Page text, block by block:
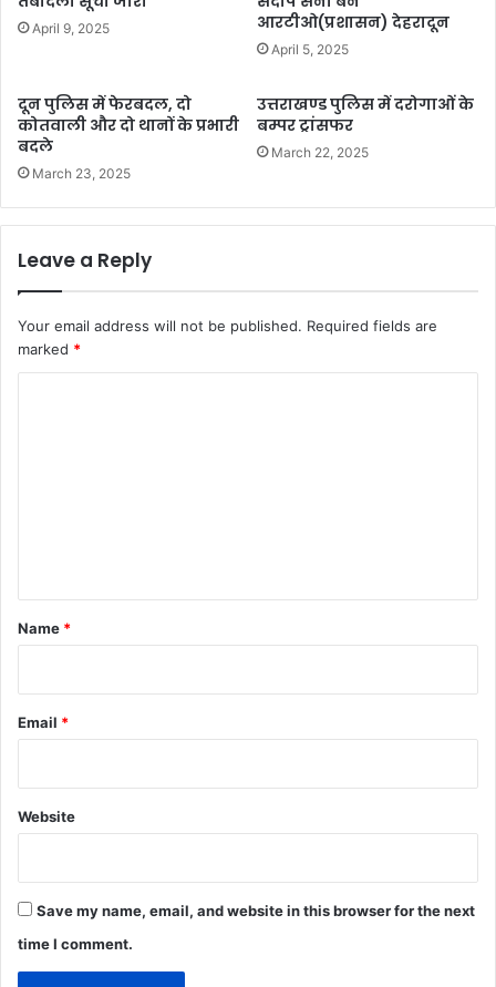
April 9, 2025
आरटीओ(प्रशासन) देहरादून
April 5, 2025
दून पुलिस में फेरबदल, दो
कोतवाली और दो थानों के प्रभारी
बदले
March 23, 2025
उत्तराखण्ड पुलिस में दरोगाओं के
बम्पर ट्रांसफर
March 22, 2025
Leave a Reply
Your email address will not be published. Required fields are
marked *
*
Name *
Email *
Website
Save my name, email, and website in this browser for the next
time I comment.